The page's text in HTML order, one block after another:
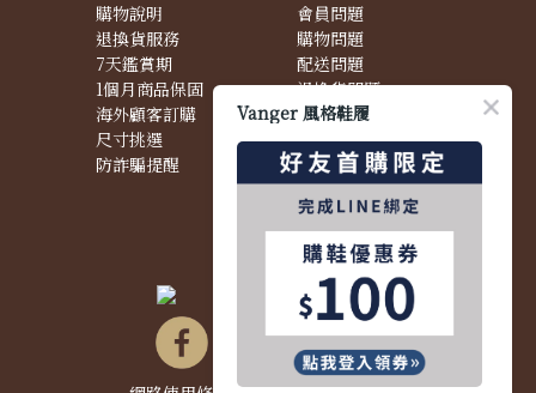
購物說明
退換貨服務
7天鑑賞期
1個月商品保固
海外顧客訂購
尺寸挑選
防詐騙提醒
會員問題
購物問題
配送問題
退換貨問題
商品問題
Vanger 風格鞋履